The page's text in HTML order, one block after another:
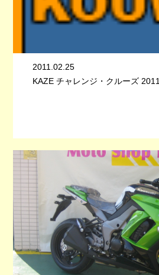
2011.02.25
KAZE チャレンジ・クルーズ 2011